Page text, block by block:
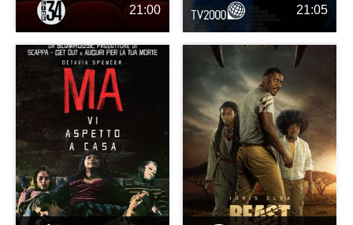
21:00 21:05